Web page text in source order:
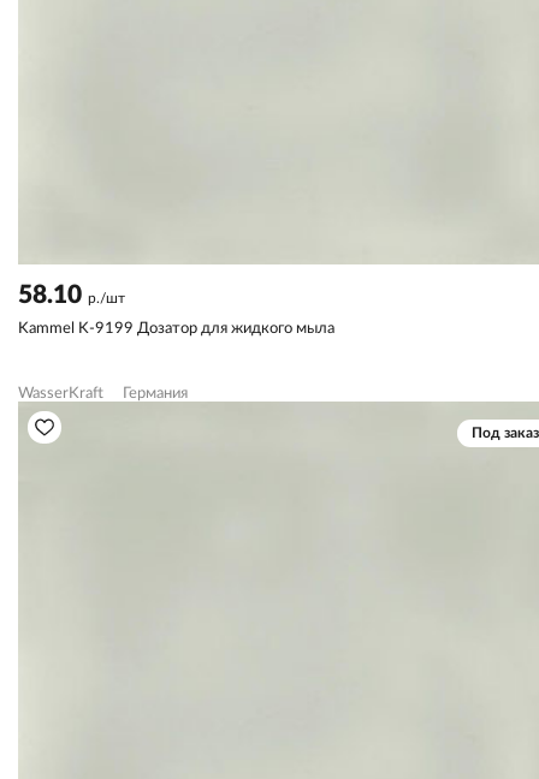
58.10 р./шт
Kammel K-9199 Дозатор для жидкого мыла
WasserKraft Германия
Под заказ